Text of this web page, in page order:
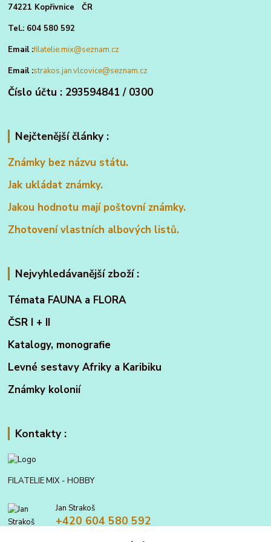
74221 Kopřivnice ČR
Tel.: 604 580 592
Email :filatelie.mix@seznam.cz
Email :strakos.jan.vlcovice@seznam.cz
Číslo účtu : 293594841 / 0300
Nejčtenější články :
Známky bez názvu státu.
Jak ukládat známky.
Jakou hodnotu mají poštovní známky.
Zhotovení vlastních albových listů.
Nejvyhledávanější zboží :
Témata FAUNA a FLORA
ČSR I + II
Katalogy, monografie
Levné sestavy Afriky a Karibiku
Známky kolonií
Kontakty :
FILATELIE MIX - HOBBY
Jan Strakoš
+420 604 580 592